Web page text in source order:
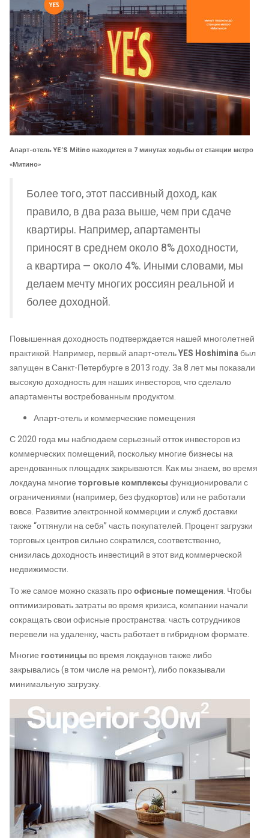
Апарт-отель YE’S Mitino находится в 7 минутах ходьбы от станции метро
«Митино»
Более того, этот пассивный доход, как
правило, в два раза выше, чем при сдаче
квартиры. Например, апартаменты
приносят в среднем около 8% доходности,
а квартира — около 4%. Иными словами, мы
делаем мечту многих россиян реальной и
более доходной.
Повышенная доходность подтверждается нашей многолетней
практикой. Например, первый апарт-отельYES Hoshiminaбыл
запущен в Санкт-Петербурге в 2013 году. За 8 лет мы показали
высокую доходность для наших инвесторов, что сделало
апартаменты востребованным продуктом.
Апарт-отель и коммерческие помещения
С 2020 года мы наблюдаем серьезный отток инвесторов из
коммерческих помещений, поскольку многие бизнесы на
арендованных площадях закрываются. Как мы знаем, во время
локдауна многиеторговые комплексыфункционировали с
ограничениями (например, без фудкортов) или не работали
вовсе. Развитие электронной коммерции и служб доставки
также “оттянули на себя” часть покупателей. Процент загрузки
торговых центров сильно сократился, соответственно,
снизилась доходность инвестиций в этот вид коммерческой
недвижимости.
То же самое можно сказать проофисные помещения. Чтобы
оптимизировать затраты во время кризиса, компании начали
сокращать свои офисные пространства: часть сотрудников
перевели на удаленку, часть работает в гибридном формате.
Многие гостиницы во время локдаунов также либо
закрывались (в том числе на ремонт), либо показывали
минимальную загрузку.